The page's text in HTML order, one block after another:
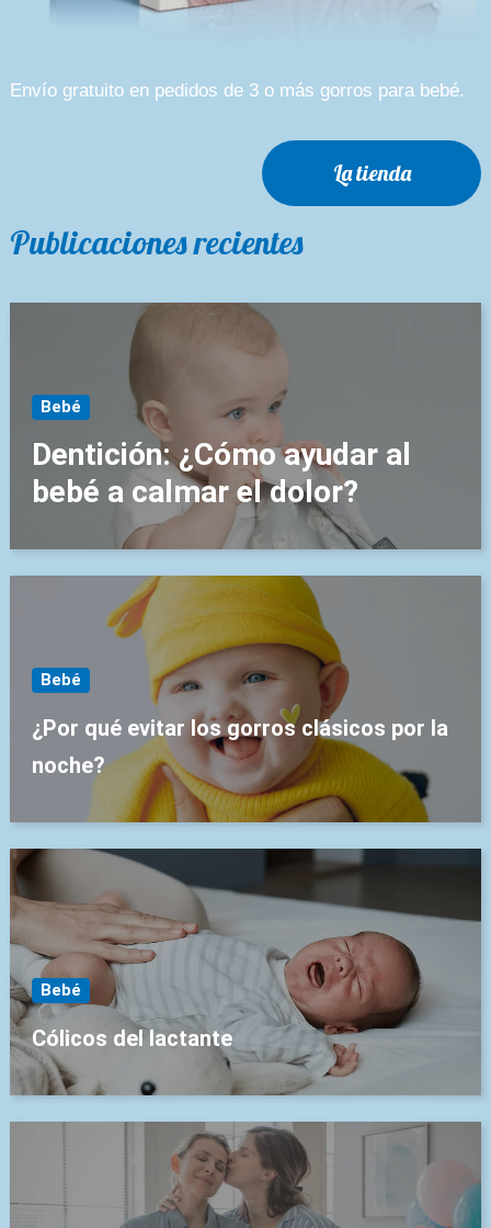
Envío gratuito en pedidos de 3 o más gorros para bebé.
La tienda
Publicaciones recientes
Bebé
Dentición: ¿Cómo ayudar al
bebé a calmar el dolor?
Bebé
¿Por qué evitar los gorros clásicos por la
noche?
Bebé
Cólicos del lactante